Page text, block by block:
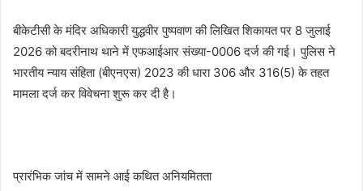
बीकेटीसी के मंदिर अधिकारी युद्धवीर पुष्पवाण की लिखित शिकायत पर 8 जुलाई
2026 को बदरीनाथ थाने में एफआईआर संख्या-0006 दर्ज की गई। पुलिस ने
भारतीय न्याय संहिता (बीएनएस) 2023 की धारा 306 और 316(5) के तहत
मामला दर्ज कर विवेचना शुरू कर दी है।
प्रारंभिक जांच में सामने आई कथित अनियमितता